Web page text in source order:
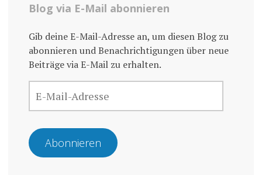
Blog via E-Mail abonnieren
Gib deine E-Mail-Adresse an, um diesen Blog zu
abonnieren und Benachrichtigungen über neue
Beiträge via E-Mail zu erhalten.
MAIL-
ADRESSE
Abonnieren